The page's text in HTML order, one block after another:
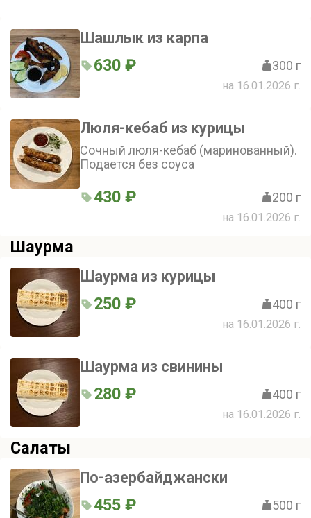
Шашлык из карпа
630 ₽ 300 г
на 16.01.2026 г.
Люля-кебаб из курицы
Сочный люля-кебаб (маринованный).
Подается без соуса
430 ₽ 200 г
на 16.01.2026 г.
Шаурма
Шаурма из курицы
250 ₽ 400 г
на 16.01.2026 г.
Шаурма из свинины
280 ₽ 400 г
на 16.01.2026 г.
Салаты
По-азербайджански
455 ₽ 500 г